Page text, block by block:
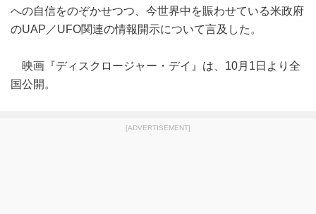
への自信をのぞかせつつ、今世界中を賑わせている米政府
のUAP／UFO関連の情報開示について言及した。
映画『ディスクロージャー・デイ』は、10月1日より全
国公開。
[ADVERTISEMENT]